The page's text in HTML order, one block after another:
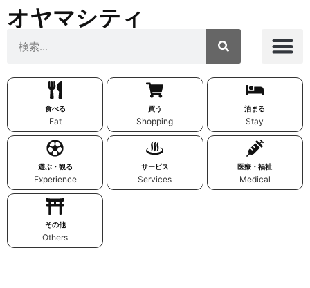
オヤマシティ
食べる
Eat
買う
Shopping
泊まる
Stay
遊ぶ・観る
Experience
サービス
Services
医療・福祉
Medical
その他
Others